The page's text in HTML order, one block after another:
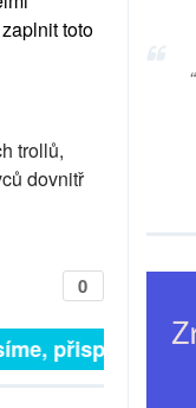
toto
trollů,
dovnitř
0
přispějte. ➥